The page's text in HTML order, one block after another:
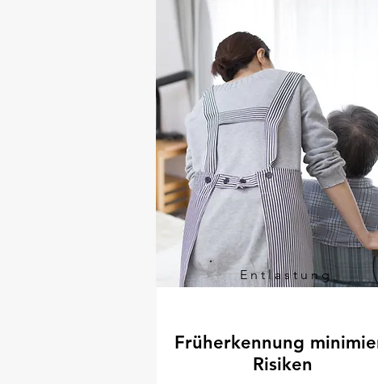
Entlastung
Früherkennung
Risiken